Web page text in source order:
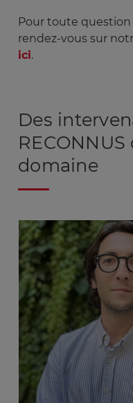
Pour toute question
rendez-vous sur
ici.
Des
domaine